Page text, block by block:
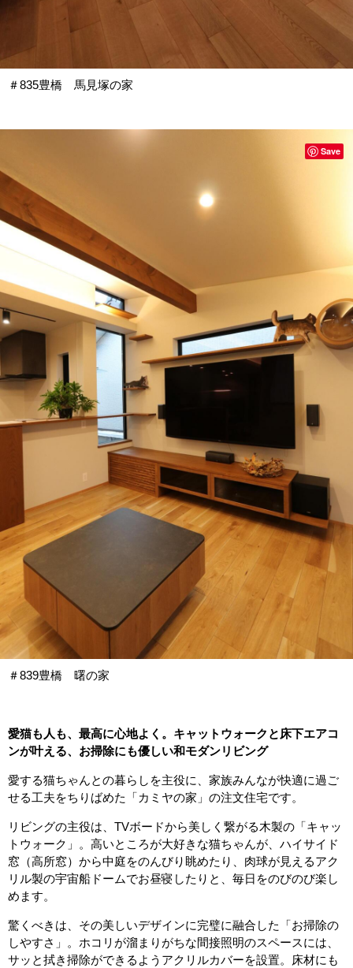
＃835豊橋 馬見塚の家
＃839豊橋 曙の家
愛猫も人も、最高に心地よく。キャットウォークと床下エアコ
ンが叶える、お掃除にも優しい和モダンリビング
愛する猫ちゃんとの暮らしを主役に、家族みんなが快適に過ご
せる工夫をちりばめた「カミヤの家」の注文住宅です。
リビングの主役は、TVボードから美しく繋がる木製の「キャッ
トウォーク」。高いところが大好きな猫ちゃんが、ハイサイド
窓（高所窓）から中庭をのんびり眺めたり、肉球が見えるアク
リル製の宇宙船ドームでお昼寝したりと、毎日をのびのび楽し
めます。
驚くべきは、その美しいデザインに完璧に融合した「お掃除の
しやすさ」。ホコリが溜まりがちな間接照明のスペースには、
サッと拭き掃除ができるようアクリルカバーを設置。床材にも
Save